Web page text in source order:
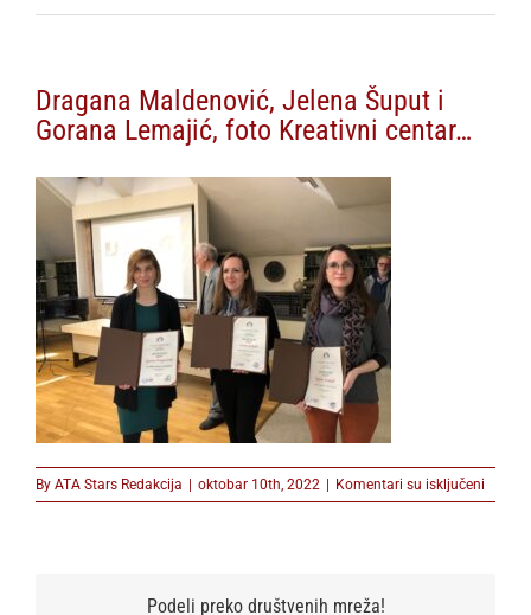
Dragana Maldenović, Jelena Šuput i
Gorana Lemajić, foto Kreativni centar…
By ATA Stars Redakcija | oktobar 10th, 2022 | Komentari su isključeni
Podeli preko društvenih mreža!